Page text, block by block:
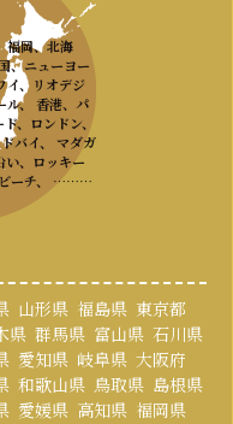
福岡、北海
、ニューヨー
イ、リオデジ
ル、 香港、パ
、ロンドン、
バイ、 マダガ
い、ロッキー
ビーチ、 ………
山形県 福島県 東京都
県 群馬県 富山県 石川県
愛知県 岐阜県 大阪府
和歌山県 鳥取県 島根県
愛媛県 高知県 福岡県